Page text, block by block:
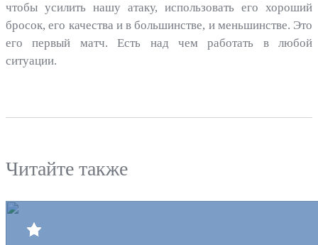
чтобы усилить нашу атаку, использовать его хороший
бросок, его качества и в большинстве, и меньшинстве. Это
его первый матч. Есть над чем работать в любой
ситуации.
Читайте также
Клуб